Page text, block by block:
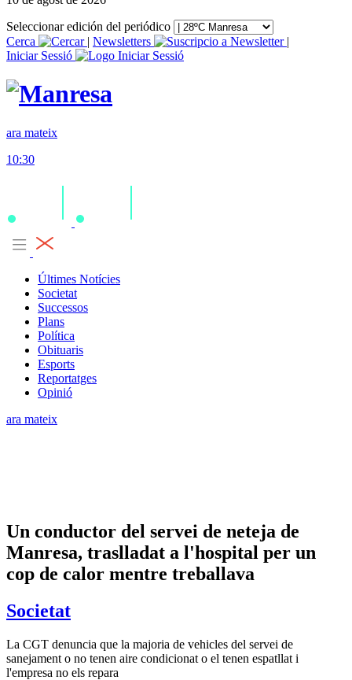
Seleccionar edición del periódico
Cerca
| Newsletters
|
Iniciar Sessió
ara mateix
10:30
Últimes Notícies
Societat
Successos
Plans
Política
Obituaris
Esports
Reportatges
Opinió
ara mateix
Un conductor del servei de neteja de
Manresa, traslladat a l'hospital per un
cop de calor mentre treballava
Societat
La CGT denuncia que la majoria de vehicles del servei de
sanejament o no tenen aire condicionat o el tenen espatllat i
l'empresa no els repara